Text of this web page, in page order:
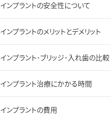
インプラントの安全性について
インプラントのメリットとデメリット
インプラント･ブリッジ･入れ歯の比較
インプラント治療にかかる時間
インプラントの費用